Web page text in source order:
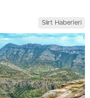
Siirt Haberleri